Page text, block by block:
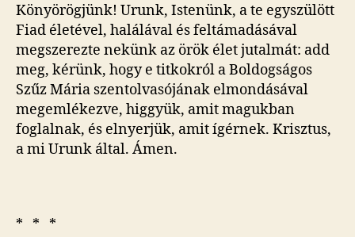
Könyörögjünk! Urunk, Istenünk, a te egyszülött
Fiad életével, halálával és feltámadásával
megszerezte nekünk az örök élet jutalmát: add
meg, kérünk, hogy e titkokról a Boldogságos
Szűz Mária szentolvasójának elmondásával
megemlékezve, higgyük, amit magukban
foglalnak, és elnyerjük, amit ígérnek. Krisztus,
a mi Urunk által. Ámen.
* * *